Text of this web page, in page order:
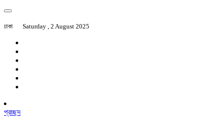
ঢাকা Saturday , 2 August 2025
প্রচ্ছদ